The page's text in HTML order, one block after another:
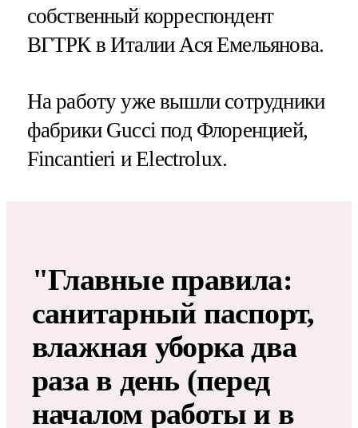
собственный корреспондент
ВГТРК в Италии Ася Емельянова.
На работу уже вышли сотрудники
фабрики Gucci под Флоренцией,
Fincantieri и Electrolux.
"Главные правила:
санитарный паспорт,
влажная уборка два
раза в день (перед
началом работы и в